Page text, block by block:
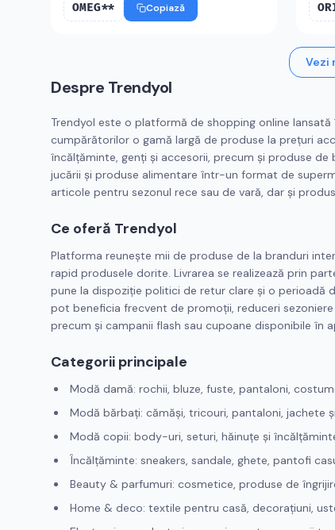
OMEG** Copiază
Vezi
Despre Trendyol
Trendyol este o platformă de shopping online
cumpărătorilor o gamă largă de produse la prețuri
încălțăminte, genți și accesorii, precum și produse
jucării și produse alimentare într-un format de
articole pentru sezonul rece sau de vară, dar și
Ce oferă Trendyol
Platforma reunește mii de produse de la branduri
rapid produsele dorite. Livrarea se realizează prin
pune la dispoziție politici de retur clare și o perioadă
pot beneficia frecvent de promoții, reduceri
precum și campanii flash sau cupoane disponibile în
Categorii principale
Modă damă: rochii, bluze, fuste, pantaloni,
Modă bărbați: cămăși, tricouri, pantaloni, jachete
Modă copii: body-uri, seturi, hăinuțe și
Încălțăminte: sneakers, sandale, ghete, pantofi
Beauty & parfumuri: cosmetice, produse de
Home & deco: textile pentru casă, decorațiuni,